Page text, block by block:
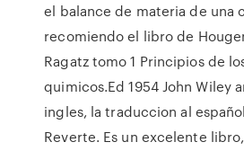
el balance de materia de una
recomiendo el libro de
Ragatz tomo 1 Principios de
quimicos.Ed 1954 John Wiley
ingles, la traduccion al
Reverte. Es un excelente